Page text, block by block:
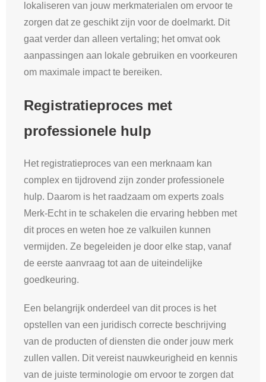
lokaliseren van jouw merkmaterialen om ervoor te
zorgen dat ze geschikt zijn voor de doelmarkt. Dit
gaat verder dan alleen vertaling; het omvat ook
aanpassingen aan lokale gebruiken en voorkeuren
om maximale impact te bereiken.
Registratieproces met
professionele hulp
Het registratieproces van een merknaam kan
complex en tijdrovend zijn zonder professionele
hulp. Daarom is het raadzaam om experts zoals
Merk-Echt in te schakelen die ervaring hebben met
dit proces en weten hoe ze valkuilen kunnen
vermijden. Ze begeleiden je door elke stap, vanaf
de eerste aanvraag tot aan de uiteindelijke
goedkeuring.
Een belangrijk onderdeel van dit proces is het
opstellen van een juridisch correcte beschrijving
van de producten of diensten die onder jouw merk
zullen vallen. Dit vereist nauwkeurigheid en kennis
van de juiste terminologie om ervoor te zorgen dat